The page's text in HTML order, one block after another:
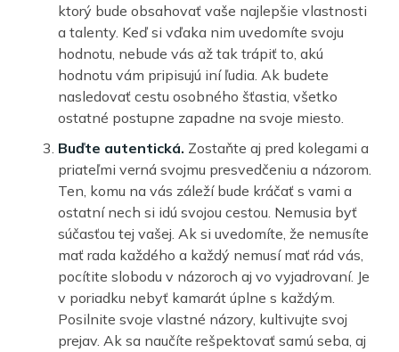
ktorý bude obsahovať vaše najlepšie vlastnosti
a talenty. Keď si vďaka nim uvedomíte svoju
hodnotu, nebude vás až tak trápiť to, akú
hodnotu vám pripisujú iní ľudia. Ak budete
nasledovať cestu osobného šťastia, všetko
ostatné postupne zapadne na svoje miesto.
Buďte autentická. Zostaňte aj pred kolegami a
priateľmi verná svojmu presvedčeniu a názorom.
Ten, komu na vás záleží bude kráčať s vami a
ostatní nech si idú svojou cestou. Nemusia byť
súčasťou tej vašej. Ak si uvedomíte, že nemusíte
mať rada každého a každý nemusí mať rád vás,
pocítite slobodu v názoroch aj vo vyjadrovaní. Je
v poriadku nebyť kamarát úplne s každým.
Posilnite svoje vlastné názory, kultivujte svoj
prejav. Ak sa naučíte rešpektovať samú seba, aj